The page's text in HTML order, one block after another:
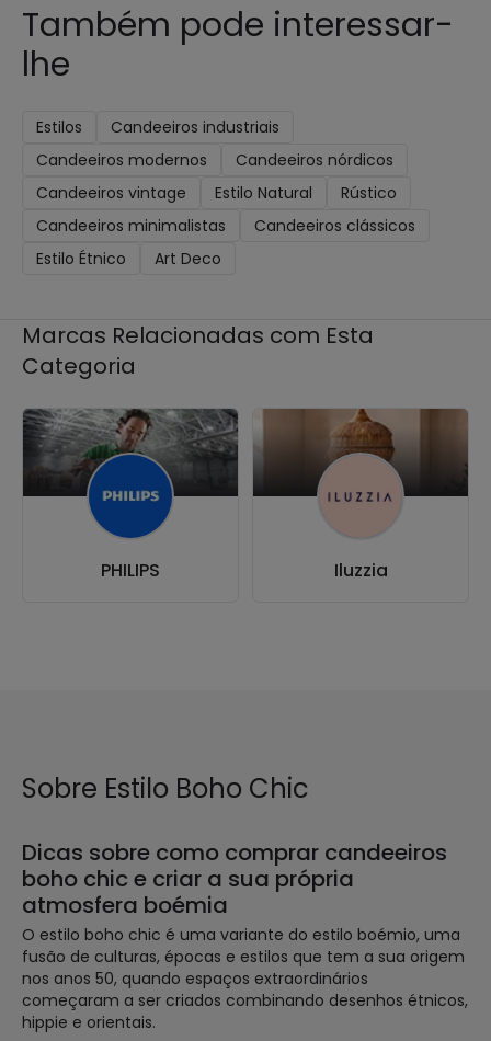
Também pode interessar-
lhe
Estilos
Candeeiros industriais
Candeeiros modernos
Candeeiros nórdicos
Candeeiros vintage
Estilo Natural
Rústico
Candeeiros minimalistas
Candeeiros clássicos
Estilo Étnico
Art Deco
Marcas Relacionadas com Esta
Categoria
PHILIPS Iluzzia
Sobre Estilo Boho Chic
Dicas sobre como comprar candeeiros
boho chic e criar a sua própria
atmosfera boémia
O estilo boho chic é uma variante do estilo boémio, uma
fusão de culturas, épocas e estilos que tem a sua origem
nos anos 50, quando espaços extraordinários
começaram a ser criados combinando desenhos étnicos,
hippie e orientais.